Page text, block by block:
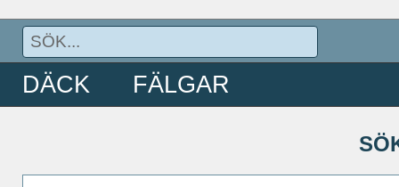
DÄCK FÄLGAR